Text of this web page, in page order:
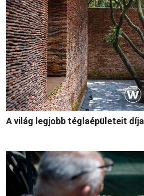
A világ legjobb téglaépületeit